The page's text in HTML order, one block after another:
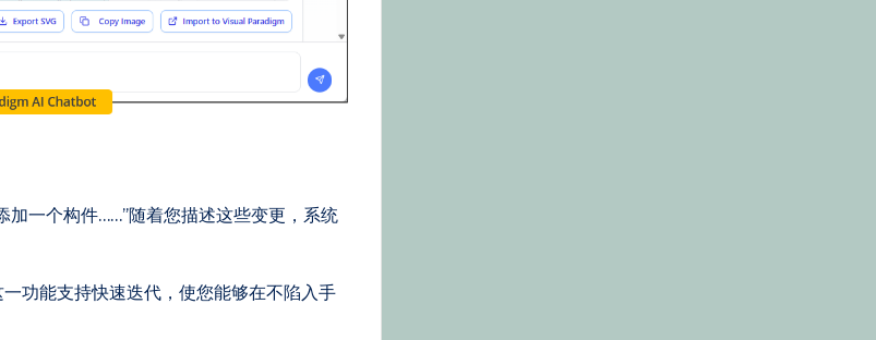
加一个构件……”随着您描述这些变更，系统
功能支持快速迭代，使您能够在不陷入手